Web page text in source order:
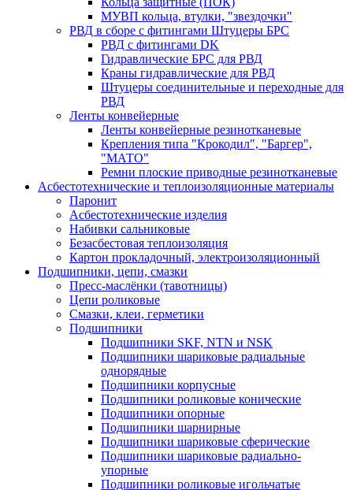
МУВП кольца, втулки, "звездочки"
РВД в сборе с фитингами Штуцеры БРС
РВД с фитингами DK
Гидравлические БРС для РВД
Краны гидравлические для РВД
Штуцеры соединительные и переходные для
РВД
Ленты конвейерные
Ленты конвейерные резинотканевые
Крепления типа "Крокодил", "Баргер",
"МАТО"
Ремни плоские приводные резинотканевые
Асбестотехнические и теплоизоляционные материалы
Паронит
Асбестотехнические изделия
Набивки сальниковые
Безасбестовая теплоизоляция
Картон прокладочный, электроизоляционный
Подшипники, цепи, смазки
Пресс-маслёнки (тавотницы)
Цепи роликовые
Смазки, клеи, герметики
Подшипники
Подшипники SKF, NTN и NSK
Подшипники шариковые радиальные
однорядные
Подшипники корпусные
Подшипники роликовые конические
Подшипники опорные
Подшипники шарнирные
Подшипники шариковые сферические
Подшипники шариковые радиально-
упорные
Подшипники роликовые игольчатые